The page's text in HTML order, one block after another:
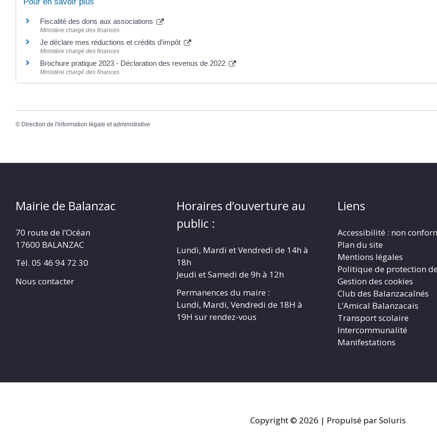
Fiscalité des dons aux associations
Ministère chargé des finances
Je déclare mes réductions et crédits d'impôt
Ministère chargé des finances
Brochure pratique 2023 - Déclaration des revenus de 2022
Ministère chargé des finances
© Direction de l'information légale et administrative
Mairie de Balanzac
70 route de l’Océan
17600 BALANZAC
Tél. 05 46 94 72 30
Nous contacter
Horaires d’ouverture au
public :
Lundi, Mardi et Vendredi de 14h à
18h
Jeudi et Samedi de 9h à 12h
Permanences du maire :
Lundi, Mardi, Vendredi de 18H à
19H sur rendez-vous
Liens
Accessibilité : non
Plan du site
Mentions légales
Politique de protection
Gestion des cookies
Club des Balanzacaînés
L’Amical Balanzacais
Transport scolaire
Intercommunalité
Manifestations
Copyright © 2026 | Propulsé par Soluris